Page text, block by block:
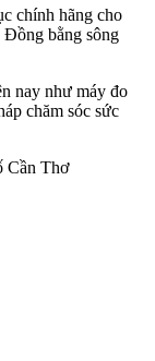
chính hãng cho
bằng sông
nay như máy đo
chăm sóc sức
Cần Thơ